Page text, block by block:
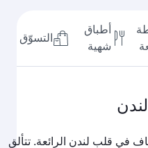
أطباق
شهية
التسوّق
في قلب لندن الرائعة. تتألق